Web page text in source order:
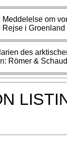
Meddelelse om
Rejse i Groenland
des
Römer &